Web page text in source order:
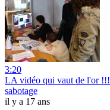
3:20
LA vidéo qui vaut de l'or !!!
sabotage
il y a 17 ans